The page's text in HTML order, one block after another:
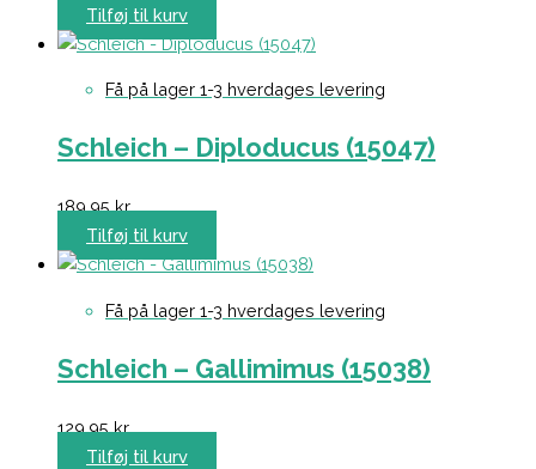
Tilføj til kurv
Få på lager 1-3 hverdages levering
Schleich – Diploducus (15047)
189,95kr.
Tilføj til kurv
Få på lager 1-3 hverdages levering
Schleich – Gallimimus (15038)
129,95kr.
Tilføj til kurv